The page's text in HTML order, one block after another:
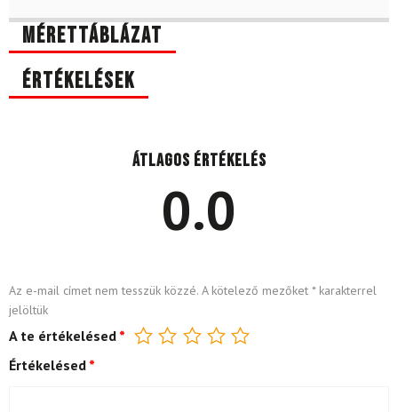
Mérettáblázat
Értékelések
Átlagos értékelés
0.0
Az e-mail címet nem tesszük közzé. A kötelező mezőket *karakterrel
jelöltük
A te értékelésed *
Értékelésed *